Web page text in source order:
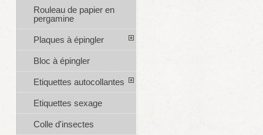
Rouleau de papier en
pergamine
Plaques à épingler
Bloc à épingler
Etiquettes autocollantes
Etiquettes sexage
Colle d'insectes